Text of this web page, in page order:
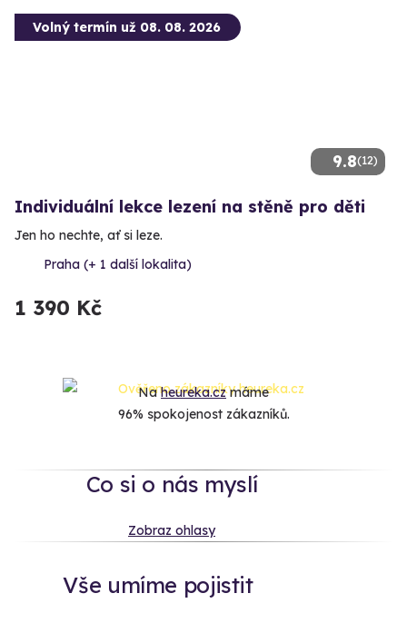
9.8(12)
Volný termín už 08. 08. 2026
Individuální lekce lezení na stěně pro děti
Jen ho nechte, ať si leze.
Praha (+ 1 další lokalita)
1 390 Kč
Naheureka.czmáme
96% spokojenost zákazníků.
Co si o nás myslí
Zobraz ohlasy
Vše umíme pojistit